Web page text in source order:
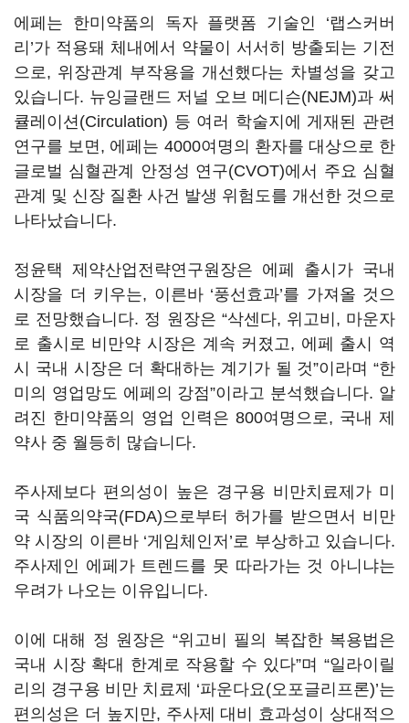
에페는 한미약품의 독자 플랫폼 기술인 ‘랩스커버
리’가 적용돼 체내에서 약물이 서서히 방출되는 기전
으로, 위장관계 부작용을 개선했다는 차별성을 갖고
있습니다. 뉴잉글랜드 저널 오브 메디슨(NEJM)과 써
큘레이션(Circulation) 등 여러 학술지에 게재된 관련
연구를 보면, 에페는 4000여명의 환자를 대상으로 한
글로벌 심혈관계 안정성 연구(CVOT)에서 주요 심혈
관계 및 신장 질환 사건 발생 위험도를 개선한 것으로
나타났습니다.
정윤택 제약산업전략연구원장은 에페 출시가 국내
시장을 더 키우는, 이른바 ‘풍선효과’를 가져올 것으
로 전망했습니다. 정 원장은 “삭센다, 위고비, 마운자
로 출시로 비만약 시장은 계속 커졌고, 에페 출시 역
시 국내 시장은 더 확대하는 계기가 될 것”이라며 “한
미의 영업망도 에페의 강점”이라고 분석했습니다. 알
려진 한미약품의 영업 인력은 800여명으로, 국내 제
약사 중 월등히 많습니다.
주사제보다 편의성이 높은 경구용 비만치료제가 미
국 식품의약국(FDA)으로부터 허가를 받으면서 비만
약 시장의 이른바 ‘게임체인저’로 부상하고 있습니다.
주사제인 에페가 트렌드를 못 따라가는 것 아니냐는
우려가 나오는 이유입니다.
이에 대해 정 원장은 “위고비 필의 복잡한 복용법은
국내 시장 확대 한계로 작용할 수 있다”며 “일라이릴
리의 경구용 비만 치료제 ‘파운다요(오포글리프론)’는
편의성은 더 높지만, 주사제 대비 효과성이 상대적으